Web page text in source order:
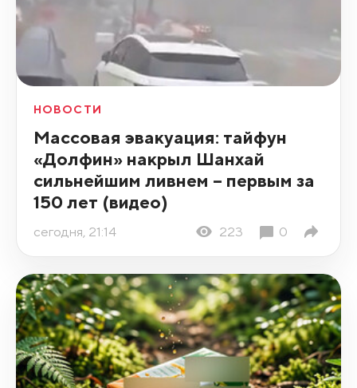
НОВОСТИ
Массовая эвакуация: тайфун
«Долфин» накрыл Шанхай
сильнейшим ливнем – первым за
150 лет (видео)
сегодня, 21:14 223 0